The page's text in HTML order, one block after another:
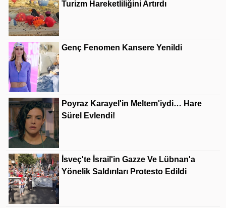
Turizm Hareketliliğini Artırdı
Genç Fenomen Kansere Yenildi
Poyraz Karayel'in Meltem'iydi… Hare
Sürel Evlendi!
İsveç'te İsrail'in Gazze Ve Lübnan'a
Yönelik Saldırıları Protesto Edildi